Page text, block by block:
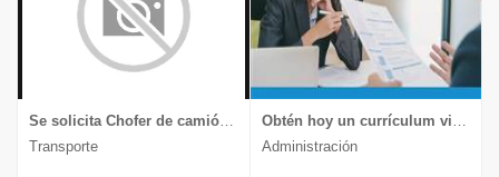
Se solicita Chofer de camión, experiencia en transporte de muebles y mercancía delicada, documentos al día, enviar CV a
Transporte
Obtén hoy un currículum vitae moderno y llamativo.
Administración